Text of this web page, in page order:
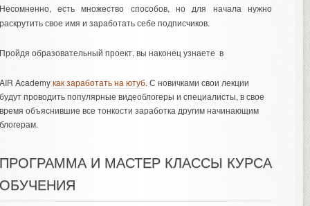
есть множество способов, но для начала нужно
свое имя и заработать себе подписчиков.
образовательный проект, вы наконец узнаете в
Academyкак заработать на ютуб. С новичками свои лекции
проводить популярные видеоблогеры и специалисты, в свое
объяснившие все тонкости заработка другим начинающим
И МАСТЕР КЛАССЫ КУРСА